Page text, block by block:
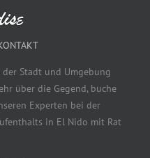
der Stadt und Umgebung
über die Gegend, buche
Experten bei der
in El Nido mit Rat